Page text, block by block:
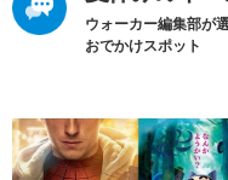
ウォーカー編集部が
おでかけスポット